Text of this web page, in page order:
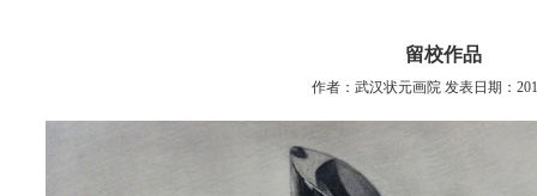
留校作品
作者：武汉状元画院 发表日期：